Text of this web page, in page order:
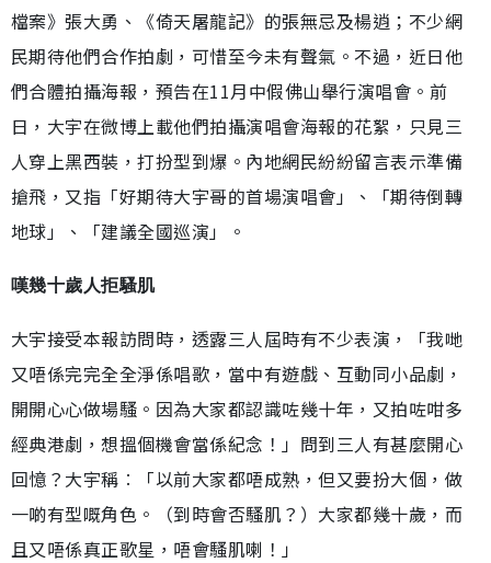
檔案》張大勇、《倚天屠龍記》的張無忌及楊逍；不少網
民期待他們合作拍劇，可惜至今未有聲氣。不過，近日他
們合體拍攝海報，預告在11月中假佛山舉行演唱會。前
日，大宇在微博上載他們拍攝演唱會海報的花絮，只見三
人穿上黑西裝，打扮型到爆。內地網民紛紛留言表示準備
搶飛，又指「好期待大宇哥的首場演唱會」、「期待倒轉
地球」、「建議全國巡演」。
嘆幾十歲人拒騷肌
大宇接受本報訪問時，透露三人屆時有不少表演，「我哋
又唔係完完全全淨係唱歌，當中有遊戲、互動同小品劇，
開開心心做場騷。因為大家都認識咗幾十年，又拍咗咁多
經典港劇，想搵個機會當係紀念！」問到三人有甚麼開心
回憶？大宇稱︰「以前大家都唔成熟，但又要扮大個，做
一啲有型嘅角色。（到時會否騷肌？）大家都幾十歲，而
且又唔係真正歌星，唔會騷肌喇！」